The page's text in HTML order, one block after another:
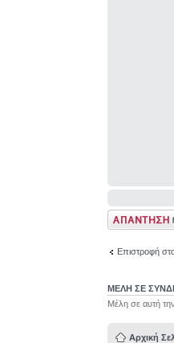
Δημιουργία
απάντησης
Επιστροφή
ΜΕΛΗ ΣΕ
Μέλη σε αυτή
Αρχική